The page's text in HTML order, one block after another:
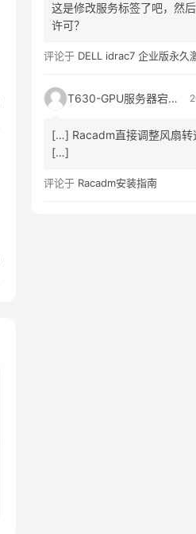
这是修改服务标签了吧，然
许可？
评论于 DELL idrac7 企业版永久
T630-GPU服务器宕机、自动重启日志记录_3A网络资讯门户
[…] Racadm直接调整风扇转
[…]
评论于 Racadm安装指南